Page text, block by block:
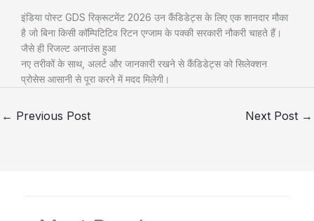
इंडिया पोस्ट GDS रिक्रूटमेंट 2026 उन कैंडिडेट्स के लिए एक शानदार मौका
है जो बिना किसी कॉम्पिटिटिव रिटन एग्जाम के पक्की सरकारी नौकरी चाहते हैं।
जैसे ही रिजल्ट अनाउंस हुआ
नए तरीकों के साथ, अलर्ट और जानकारी रखने से कैंडिडेट्स को सिलेक्शन
प्रोसेस आसानी से पूरा करने में मदद मिलेगी।
← Previous Post Next Post →